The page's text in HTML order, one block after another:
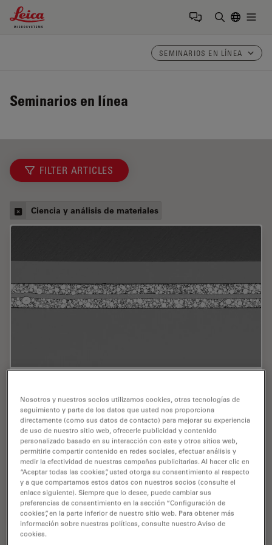
Leica Microsystems Logo
SEMINARIOS EN LÍNEA
Seminarios en línea
FILTER ARTICLES
Ciencia y análisis de materiales
Cryo-EM and CryoFIB
Explore how cryogenic electron microscopy and
focused ion beam techniques uncover the intrinsic
structure of sodium battery interfaces. This webinar
presents a new degradation model based on
separator…
Jul 22, 2025 Webinar Ciencia y análisis de materiales
Nosotros y nuestros socios utilizamos cookies, otras tecnologías de
seguimiento y parte de los datos que usted nos proporciona
directamente (como sus datos de contacto) para mejorar su experiencia
de uso de nuestro sitio web, ofrecerle publicidad y contenido
personalizado basado en su interacción con este y otros sitios web,
permitirle compartir contenido en redes sociales, efectuar análisis y
medir la efectividad de nuestras campañas publicitarias. Al hacer clic en
“Aceptar todas las cookies”, usted otorga su consentimiento al respecto
y a que compartamos estos datos con nuestros socios (consulte el
enlace siguiente). Siempre que lo desee, puede cambiar sus
preferencias de consentimiento en la sección “Configuración de
cookies”, en la parte inferior de nuestro sitio web. Para obtener más
información sobre nuestras políticas, consulte nuestro Aviso de
cookies.